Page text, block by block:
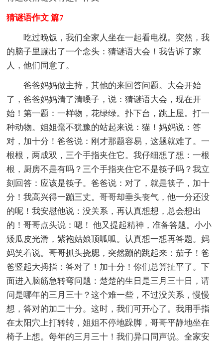
猜谜语作文 篇7
吃过晚饭，我们全家人坐在一起看电视。突然，我
的脑子里蹦出了一个念头：猜谜语大会！我告诉了家
人，他们同意了。
爸爸妈妈做主持，其他的来回答问题。大会开始
了，爸爸妈妈清了清嗓子，说：猜谜语大会，现在开
始！第一题：一样物，花绿绿。扑下台，跳上屋。打一
种动物。姐姐毫不犹豫的站起来说：猫！妈妈说：答
对，加十分！爸爸说：刚才那题容易，这题就难了。一
根根，两成双，三个手指夹住它。我仔细想了想：一根
根，厨房不是有吗？三个手指夹住它不是筷子吗？我立
刻回答：应该是筷子。爸爸说：对了，就是筷子，加十
分！我高兴得一蹦三丈。哥哥却垂头丧气，他一分还没
的呢！我安慰他说：没关系，再认真想想，总会想出
的！哥哥点头说：嗯！ 他又提起精神，准备答题。小小
矮瓜皮光滑，紫袍姑娘顶呱呱。认真想一想再答题。妈
妈笑着说。哥哥抓头挠腮，突然蹦的跳起来：茄子！爸
爸竖起大拇指：答对了！加十分！你们总算扯平了。下
面进入脑筋急转弯问题：楚楚的生日是三月三十日，请
问是哪年的三月三十？这个难一些，不过没关系，慢慢
想，答对的加二十分。这时，我们可开心了。我用手指
在太阳穴上打转转，姐姐不停地跺脚，哥哥平静地坐在
椅子上想。每年的三月三十！我们异口同声说。全家安